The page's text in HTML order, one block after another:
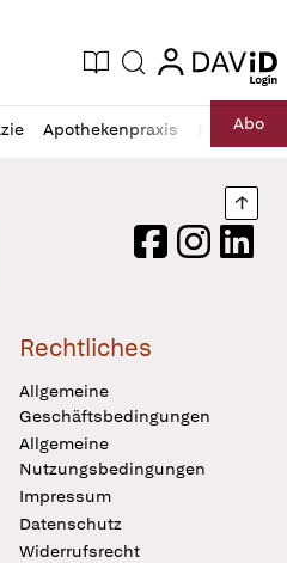
Zeitung
Aktuelle Ausgabe
Suche login
login
Apothekenpraxis RechtAbo
Logo
FacebookInstagram
Rechtliches
Allgemeine
Geschäftsbedingungen
Allgemeine
Nutzungsbedingungen
Impressum
Datenschutz
Widerrufsrecht